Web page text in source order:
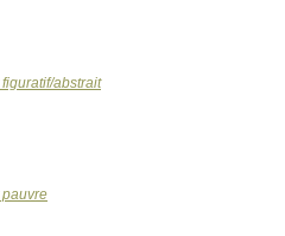
figuratif/abstrait
pauvre